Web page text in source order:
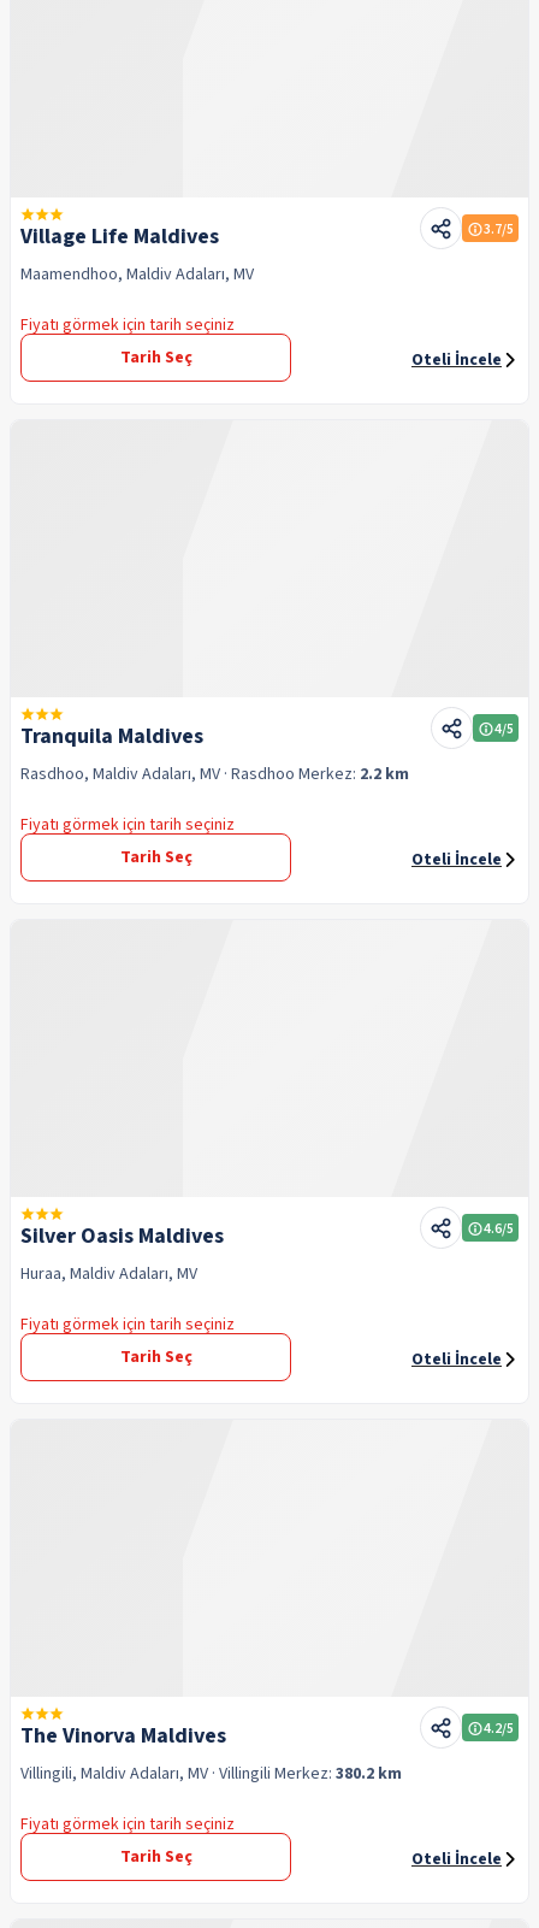
Village Life Maldives 3.7/5
Maamendhoo, Maldiv Adaları, MV
Fiyatı görmek için tarih seçiniz
Tarih Seç
Oteli İncele
Tranquila Maldives 4/5
Rasdhoo, Maldiv Adaları, MV · Rasdhoo Merkez: 2.2 km
Fiyatı görmek için tarih seçiniz
Tarih Seç
Oteli İncele
Silver Oasis Maldives 4.6/5
Huraa, Maldiv Adaları, MV
Fiyatı görmek için tarih seçiniz
Tarih Seç
Oteli İncele
The Vinorva Maldives 4.2/5
Villingili, Maldiv Adaları, MV · Villingili Merkez: 380.2 km
Fiyatı görmek için tarih seçiniz
Tarih Seç
Oteli İncele